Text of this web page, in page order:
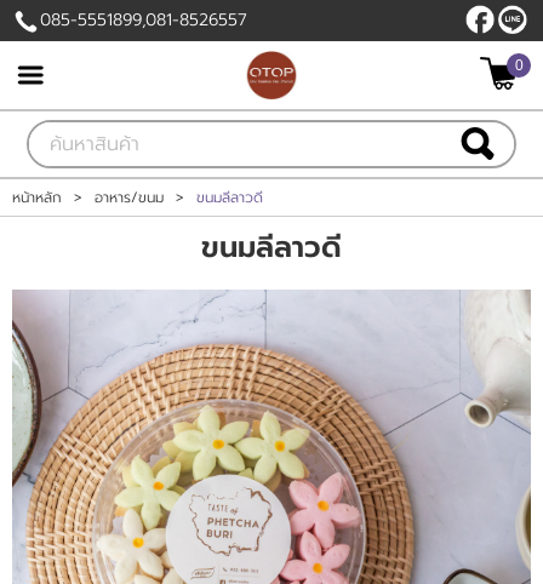
เข้าสู่ระบบ สมัครสมาชิก
สินค้าที่สนใจ ( 0 )
สินค้า
แบรนด์
แผนกสินค้า
บัญชีผู้ใช้
ติดต่อเรา
085-5551899,081-8526557
0
หน้าหลัก > อาหาร/ขนม > ขนมลีลาวดี
ขนมลีลาวดี